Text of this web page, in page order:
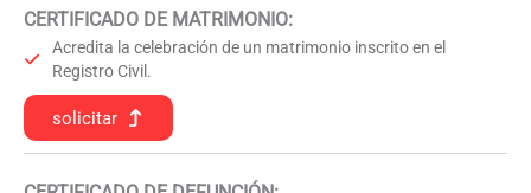
CERTIFICADO DE MATRIMONIO:
Acredita la celebración de un matrimonio inscrito en el
Registro Civil.
solicitar